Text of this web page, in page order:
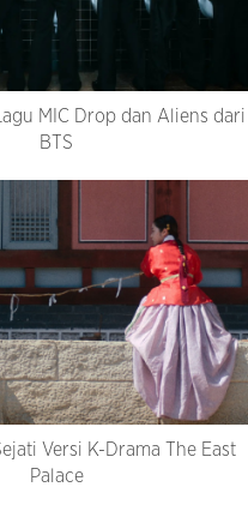
MIC Drop dan Aliens dari
BTS
Versi K-Drama The East
Palace